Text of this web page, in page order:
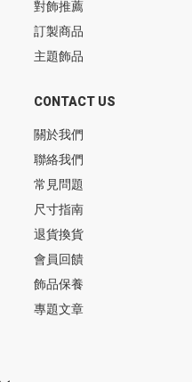
對飾推薦
訂製商品
主題飾品
CONTACT US
關於我們
聯絡我們
常見問題
尺寸指南
退貨換貨
會員回饋
飾品保養
專題文章